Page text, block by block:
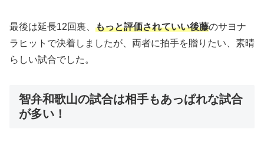
最後は延長12回裏、 もっと評価されていい後藤のサヨナ
ラヒットで決着しましたが、両者に拍手を贈りたい、素晴
らしい試合でした。
智弁和歌山の試合は相手もあっぱれな試合
が多い！